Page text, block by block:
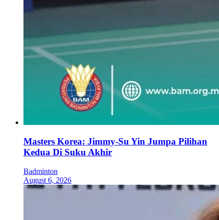
Masters Korea: Jimmy-Su Yin Jumpa Pilihan
Kedua Di Suku Akhir
Badminton
August 6, 2026